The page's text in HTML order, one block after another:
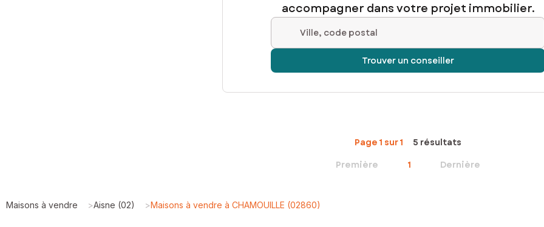
accompagner dans votre projet immobilier.
Ville, code postal
Trouver un conseiller
Page 1 sur 1
5 résultats
Première
1 Dernière
Maisons à vendre >Aisne (02) >Maisons à vendre à CHAMOUILLE (02860)